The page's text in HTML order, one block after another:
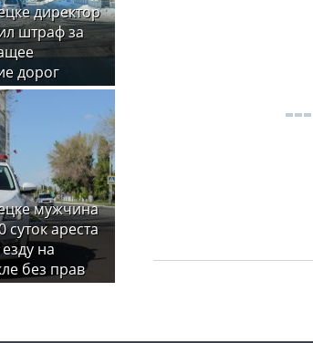
директор
штраф за
дорог
мужчина
суток ареста
на
без прав